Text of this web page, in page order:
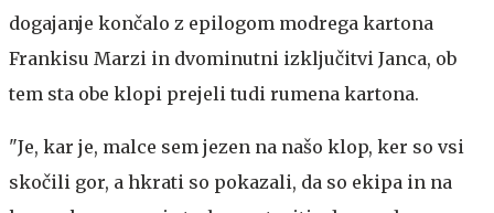
dogajanje končalo z epilogom modrega kartona
Frankisu Marzi in dvominutni izključitvi Janca, ob
tem sta obe klopi prejeli tudi rumena kartona.
"Je, kar je, malce sem jezen na našo klop, ker so vsi
skočili gor, a hkrati so pokazali, da so ekipa in na